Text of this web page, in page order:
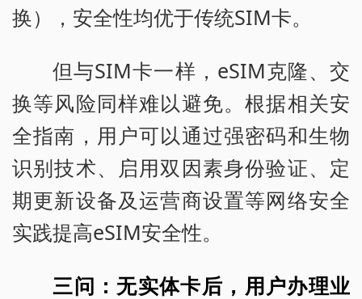
换），安全性均优于传统SIM卡。
但与SIM卡一样，eSIM克隆、交
换等风险同样难以避免。根据相关安
全指南，用户可以通过强密码和生物
识别技术、启用双因素身份验证、定
期更新设备及运营商设置等网络安全
实践提高eSIM安全性。
三问：无实体卡后，用户办理业